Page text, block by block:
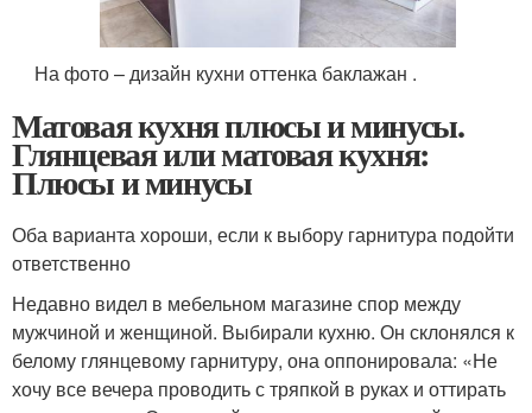
На фото – дизайн кухни оттенка баклажан .
Матовая кухня плюсы и минусы.
Глянцевая или матовая кухня:
Плюсы и минусы
Оба варианта хороши, если к выбору гарнитура подойти
ответственно
Недавно видел в мебельном магазине спор между
мужчиной и женщиной. Выбирали кухню. Он склонялся к
белому глянцевому гарнитуру, она оппонировала: «Не
хочу все вечера проводить с тряпкой в руках и оттирать